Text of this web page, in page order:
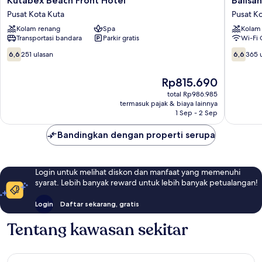
Beach
Front
Hotel
Pusat
Kota
Kuta
Pusat Kota Kuta
Kolam renang
Spa
Transportasi bandara
Parkir gratis
6.6
dari
6,6 251 ulasan
Harga
sekarang
Rp815.690
Rp815.690
total Rp986.985
termasuk pajak & biaya lainnya
1 Sep - 2 Sep
Resort
Pusat
Kota
Kuta
Pusat
Wi-Fi
6.6
dari
6,6 365
Bandingkan dengan properti serupa
Login untuk melihat diskon dan manfaat yang memenuhi
syarat. Lebih banyak reward untuk lebih banyak petualangan!
Login Daftar sekarang, gratis
Tentang kawasan sekitar